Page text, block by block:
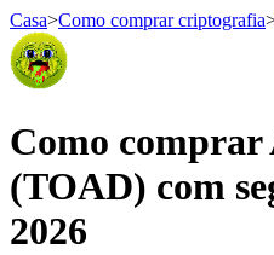
Casa>Como comprar criptografia
Como comprar
(TOAD) com
2026